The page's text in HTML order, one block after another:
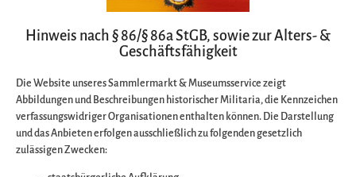
Entschuldigen Sie
Hinweis nach § 86/§ 86a StGB, sowie zur Alters- &
Geschäftsfähigkeit
Die Website unseres Sammlermarkt & Museumsservice zeigt
Abbildungen und Beschreibungen historischer Militaria, die Kennzeichen
verfassungswidriger Organisationen enthalten können. Die Darstellung
und das Anbieten erfolgen ausschließlich zu folgenden gesetzlich
zulässigen Zwecken: